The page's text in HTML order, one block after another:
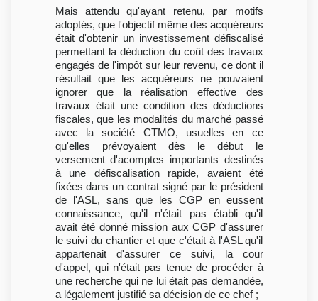
Mais attendu qu'ayant retenu, par motifs
adoptés, que l'objectif même des acquéreurs
était d'obtenir un investissement défiscalisé
permettant la déduction du coût des travaux
engagés de l'impôt sur leur revenu, ce dont il
résultait que les acquéreurs ne pouvaient
ignorer que la réalisation effective des
travaux était une condition des déductions
fiscales, que les modalités du marché passé
avec la société CTMO, usuelles en ce
qu'elles prévoyaient dès le début le
versement d'acomptes importants destinés
à une défiscalisation rapide, avaient été
fixées dans un contrat signé par le président
de l'ASL, sans que les CGP en eussent
connaissance, qu'il n'était pas établi qu'il
avait été donné mission aux CGP d'assurer
le suivi du chantier et que c'était à l'ASL qu'il
appartenait d'assurer ce suivi, la cour
d'appel, qui n'était pas tenue de procéder à
une recherche qui ne lui était pas demandée,
a légalement justifié sa décision de ce chef ;